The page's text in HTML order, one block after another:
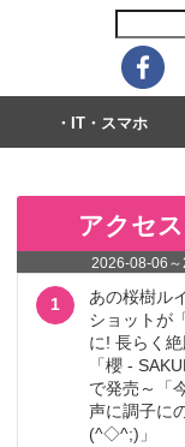
IT・スマホ
アクセ
2026-08-06 ～
1
あの桜樹ル
ショットが
に! 長らく
「櫻 -
で発売～「
声に調子に
(^◇^;)」